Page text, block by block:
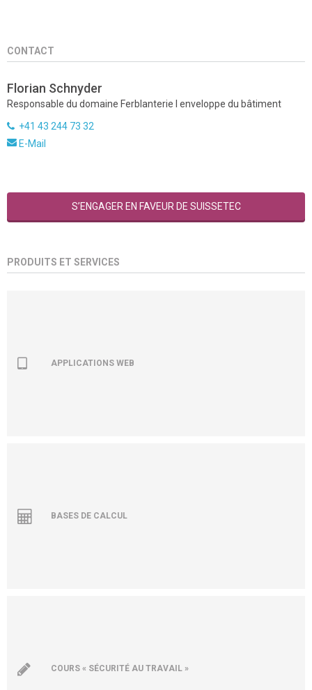
CONTACT
Florian Schnyder
Responsable du domaine Ferblanterie I enveloppe du bâtiment
+41 43 244 73 32
E-Mail
S’ENGAGER EN FAVEUR DE SUISSETEC
PRODUITS ET SERVICES
APPLICATIONS WEB
BASES DE CALCUL
COURS « SÉCURITÉ AU TRAVAIL »